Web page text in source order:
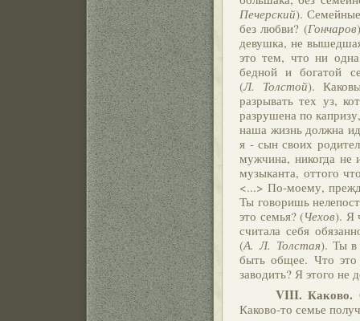
Печерский).
без любви? (Гончаров
девушка, не
это тем, что ни
бедной и богатой
(Л. Толстой).
разрывать тех уз,
разрушена по
наша жизнь должна
я - сын своих
мужчина, никогда не
музыканта, оттого
<...> По-моему,
Ты говоришь
это семья? (Чехов). Я
считала себя
(А. Л. Толстая). Ты в
быть общее. Что это
заводить? Я этого не
VIII. Каково.
Каково-то семье